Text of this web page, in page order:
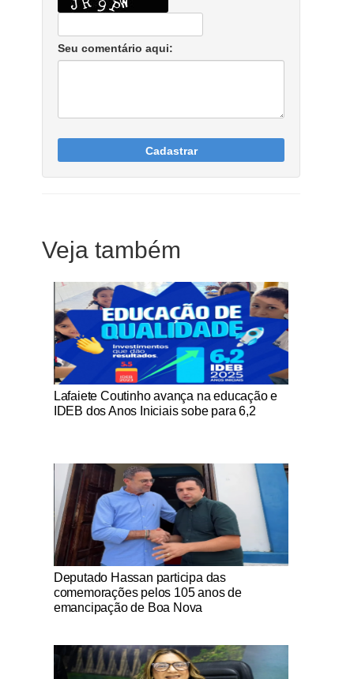
Seu comentário aqui:
Cadastrar
Veja também
Notícias Católicas
Lafaiete Coutinho avança na educação e
IDEB dos Anos Iniciais sobe para 6,2
Notícias Católicas
Deputado Hassan participa das
comemorações pelos 105 anos de
emancipação de Boa Nova